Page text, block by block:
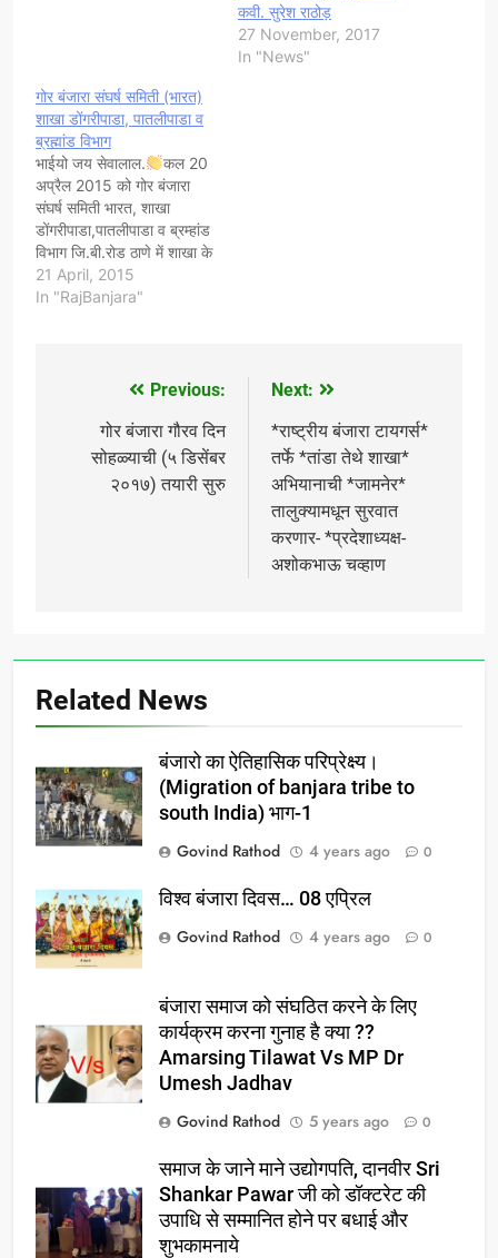
कवी. सुरेश राठोड़
27 November, 2017
In "News"
गोर बंजारा संघर्ष समिती (भारत)
शाखा डोंगरीपाडा, पातलीपाडा व
ब्रह्मांड विभाग
भाईयो जय सेवालाल.
कल 20
अप्रैल 2015 को गोर बंजारा
संघर्ष समिती भारत, शाखा
डोंगरीपाडा,पातलीपाडा व ब्रम्हांड
विभाग जि.बी.रोड ठाणे में शाखा के
स्वयंसेवक तथा सल्लागार गोर
तुकाराम राठोड इनके घर पर
21 April, 2015
In "RajBanjara"
navigation
Previous:
गोर बंजारा गौरव दिन
सोहळ्याची (५ डिसेंबर
२०१७) तयारी सुरु
Next:
*राष्ट्रीय बंजारा टायगर्स*
तर्फे *तांडा तेथे शाखा*
अभियानाची *जामनेर*
तालुक्यामधून सुरवात
करणार- *प्रदेशाध्यक्ष-
अशोकभाऊ चव्हाण
Related News
बंजारो का ऐतिहासिक परिप्रेक्ष्य।
(Migration of banjara tribe to
south India) भाग-1
Govind Rathod
4 years ago 0
विश्व बंजारा दिवस… 08 एप्रिल
Govind Rathod
4 years ago 0
बंजारा समाज को संघठित करने के लिए
कार्यक्रम करना गुनाह है क्या ??
Amarsing Tilawat Vs MP Dr
Umesh Jadhav
Govind Rathod
5 years ago 0
समाज के जाने माने उद्योगपति, दानवीर Sri
Shankar Pawar जी को डॉक्टरेट की
उपाधि से सम्मानित होने पर बधाई और
शुभकामनाये